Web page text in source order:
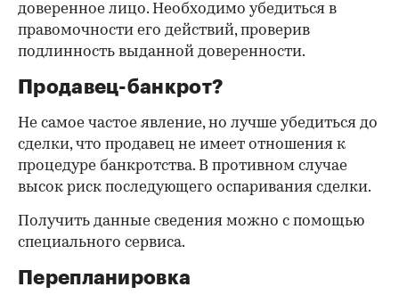
доверенное лицо. Необходимо убедиться в
правомочности его действий, проверив
подлинность выданной доверенности.
Продавец-банкрот?
Не самое частое явление, но лучше убедиться до
сделки, что продавец не имеет отношения к
процедуре банкротства. В противном случае
высок риск последующего оспаривания сделки.
Получить данные сведения можно с помощью
специального сервиса.
Перепланировка